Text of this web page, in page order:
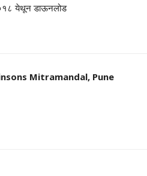
येथून डाऊनलोड
Mitramandal, Pune